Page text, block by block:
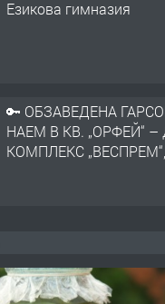
НАЕМ В КВ. „ОРФЕЙ“ –
КОМПЛЕКС „ВЕСПРЕМ“,
ХАСКОВО